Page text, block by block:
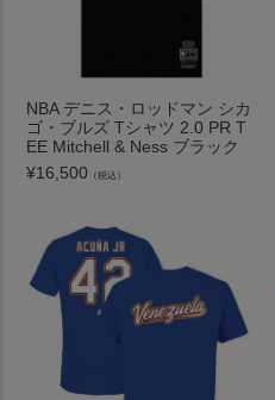
NBA デニス・ロッドマン シカ
ゴ・ブルズ Tシャツ 2.0 PR T
EE Mitchell & Ness ブラック
¥16,500 （税込）